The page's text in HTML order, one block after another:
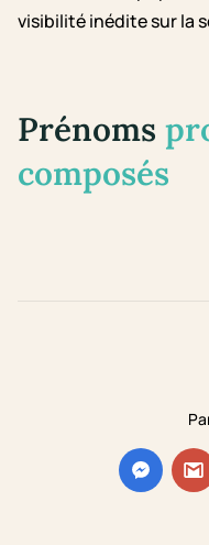
visibilité inédite sur la
Prénoms
composés